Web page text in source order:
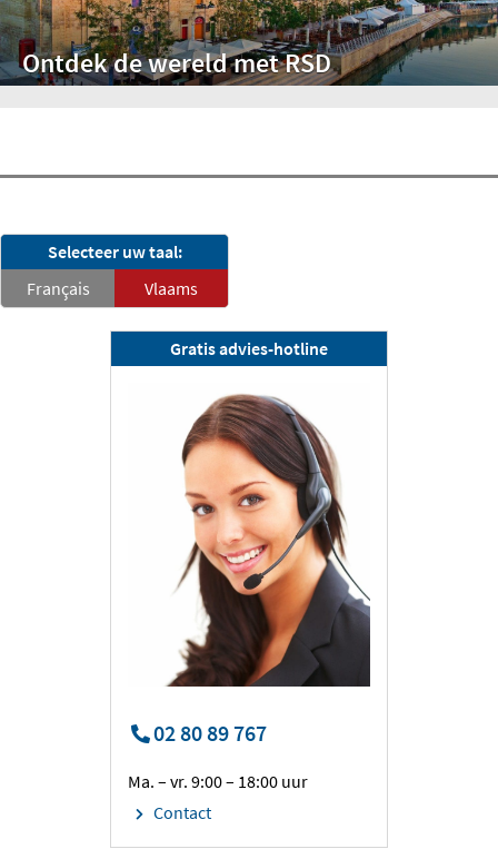
Ontdek de wereld met RSD
Selecteer uw taal:
Français
Vlaams
Gratis advies-hotline
02 80 89 767
Ma. – vr. 9:00 – 18:00 uur
Contact